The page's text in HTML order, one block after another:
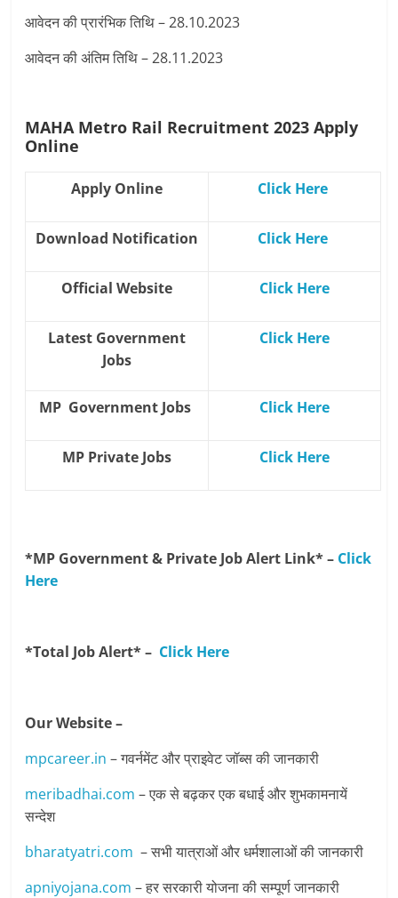
आवेदन की प्रारंभिक तिथि – 28.10.2023
आवेदन की अंतिम तिथि – 28.11.2023
MAHA Metro Rail Recruitment 2023Apply
Online
Apply Online Click Here
Download Notification Click Here
Official Website Click Here
Latest Government
Jobs
Click Here
MP Government Jobs Click Here
MP Private Jobs Click Here
*MP Government & Private Job Alert Link* – Click
Here
*Total Job Alert* – Click Here
Our Website –
mpcareer.in – गवर्नमेंट और प्राइवेट जॉब्‍स की जानकारी
meribadhai.com – एक से बढ़कर एक बधाई और शुभकामनायें
सन्देश
bharatyatri.com – सभी यात्राओं और धर्मशालाओं की जानकारी
apniyojana.com – हर सरकारी योजना की सम्पूर्ण जानकारी